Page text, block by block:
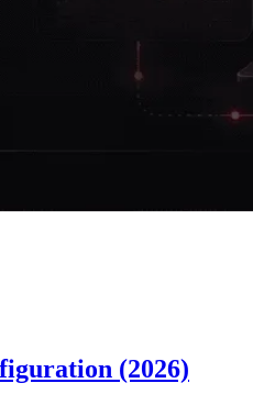
(2026)